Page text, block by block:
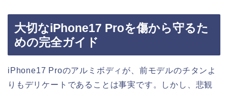
大切なiPhone17 Proを傷から守るた
めの完全ガイド
iPhone17 Proのアルミボディが、前モデルのチタンよ
りもデリケートであることは事実です。しかし、悲観